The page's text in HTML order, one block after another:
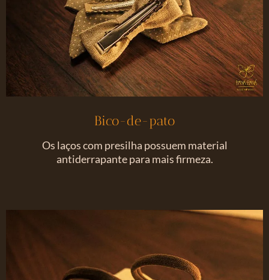
Bico-de-pato
Os laços com presilha possuem material
antiderrapante para mais firmeza.